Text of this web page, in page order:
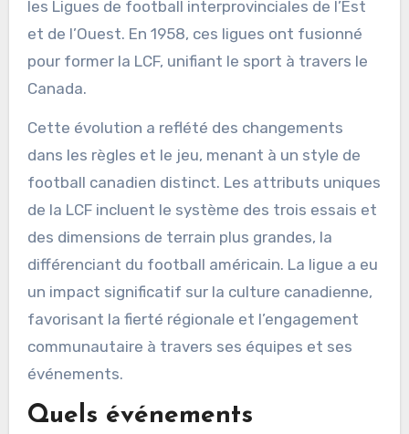
les Ligues de football interprovinciales de l’Est
et de l’Ouest. En 1958, ces ligues ont fusionné
pour former la LCF, unifiant le sport à travers le
Canada.
Cette évolution a reflété des changements
dans les règles et le jeu, menant à un style de
football canadien distinct. Les attributs uniques
de la LCF incluent le système des trois essais et
des dimensions de terrain plus grandes, la
différenciant du football américain. La ligue a eu
un impact significatif sur la culture canadienne,
favorisant la fierté régionale et l’engagement
communautaire à travers ses équipes et ses
événements.
Quels événements